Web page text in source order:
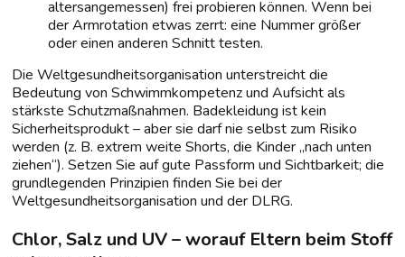
altersangemessen) frei probieren können. Wenn bei
der Armrotation etwas zerrt: eine Nummer größer
oder einen anderen Schnitt testen.
Die Weltgesundheitsorganisation unterstreicht die
Bedeutung von Schwimmkompetenz und Aufsicht als
stärkste Schutzmaßnahmen. Badekleidung ist kein
Sicherheitsprodukt – aber sie darf nie selbst zum Risiko
werden (z. B. extrem weite Shorts, die Kinder „nach unten
ziehen“). Setzen Sie auf gute Passform und Sichtbarkeit; die
grundlegenden Prinzipien finden Sie bei der
Weltgesundheitsorganisation und der DLRG.
Chlor, Salz und UV – worauf Eltern beim Stoff